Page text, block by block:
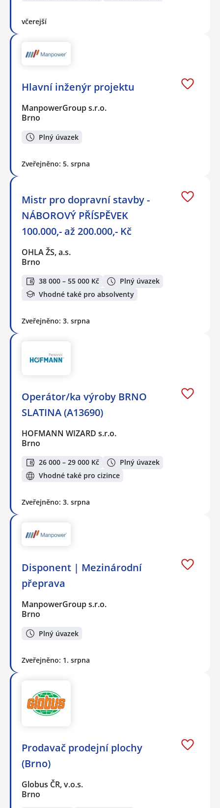
včerejší
Hlavní inženýr projektu
ManpowerGroup s.r.o.
Brno
Plný úvazek
Zveřejněno: 5. srpna
Mistr pro dopravní stavby -
NÁBOROVÝ PŘÍSPĚVEK
100.000,- až 200.000,- Kč
OHLA ŽS, a.s.
Brno
38 000 – 55 000 Kč
Plný úvazek
Vhodné také pro absolventy
Zveřejněno: 3. srpna
Operátor/ka výroby BRNO
SLATINA (A13690)
HOFMANN WIZARD s.r.o.
Brno
26 000 – 29 000 Kč
Plný úvazek
Vhodné také pro cizince
Zveřejněno: 3. srpna
Disponent | Mezinárodní
přeprava
ManpowerGroup s.r.o.
Brno
Plný úvazek
Zveřejněno: 1. srpna
Prodavač prodejní plochy
(Brno)
Globus ČR, v.o.s.
Brno